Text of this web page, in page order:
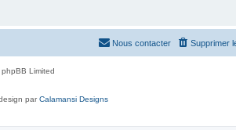
Supprimer
Nous contacter
Limited
parCalamansi Designs